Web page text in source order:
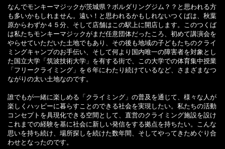
なんでモンキーマジックが茨城県？ボルダリングジム？？と思われる方
も多いかもしれません。遠い！と思われるかもしれないつくばは、秋葉
原からわずか４５分、そして店舗はこの駅上に開店します。このつくば
は私たちモンキーマジックがまだ任意団体だったころ、初めて講演会を
やらせていただいた土地でもあり、その後も地域の子どもたちのクライ
ミングキャンプのお手伝い、そして何より国内唯一の障害者を対象とし
た国立大学「筑波技術大学」を有する街で、この大学での体育集中授業
「フリークライミング」を６年にわたり続けているなど、さまざまなつ
ながりの太い土地なのです。
誰でもが一緒に楽しめる「クライミング」の普及を通じて、様々な人が
楽しくハッピーに暮らすことのできる社会を実現したい。私たちの活動
コンセプトを具現化できる空間として、直営のクライミング施設を設け
これまでの経験を基に社会に新しい発信をする拠点を持ちたい。こんな
思いを持ち続け、場所探しを続けた数年間、そしてやってきためぐり合
わせとなったのです。